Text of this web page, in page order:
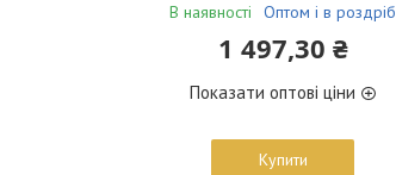
В наявності Оптом і в роздріб
1 497,30 ₴
Показати оптові ціни
Купити